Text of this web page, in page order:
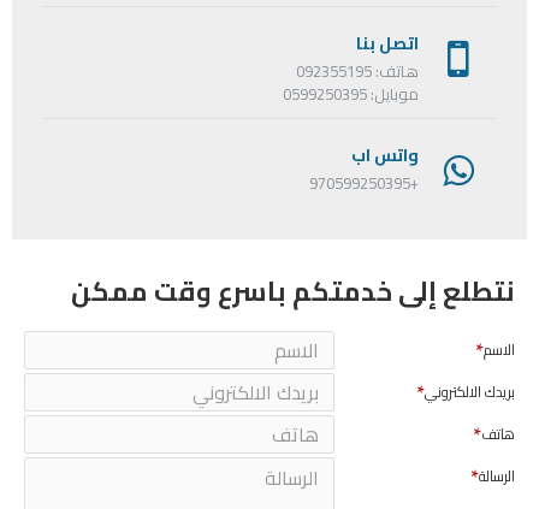
اتصل بنا
هاتف: 092355195
موبايل: 0599250395
واتس اب
+970599250395
نتطلع إلى خدمتكم باسرع وقت ممكن
الاسم
بريدك الالكتروني
هاتف
الرسالة